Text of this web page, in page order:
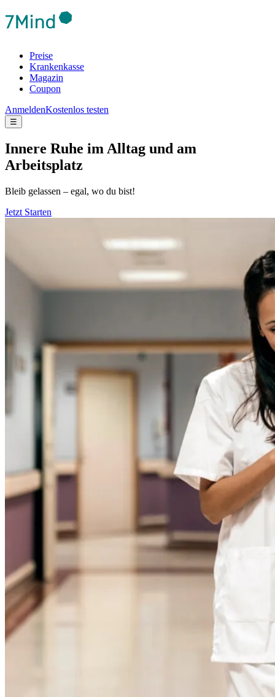
Preise
Krankenkasse
Magazin
Coupon
AnmeldenKostenlos testen
☰
Innere Ruhe im Alltag und am
Arbeitsplatz
Bleib gelassen – egal, wo du bist!
Jetzt Starten